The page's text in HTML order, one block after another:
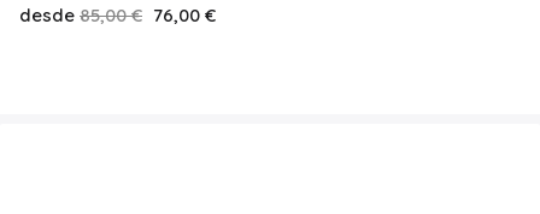
desde 59,99 € 53,00 €